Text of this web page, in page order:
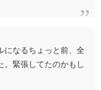
になるちょっと前、全
。緊張してたのかもし